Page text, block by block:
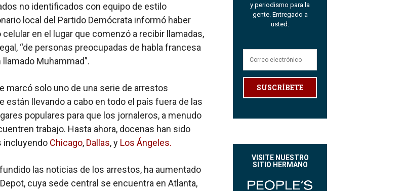
no identificados con equipo de estilo
local del Partido Demócrata informó haber
en el lugar que comenzó a recibir llamadas,
“de personas preocupadas de habla francesa
Muhammad”.
marcó solo uno de una serie de arrestos
están llevando a cabo en todo el país fuera de las
populares para que los jornaleros, a menudo
trabajo. Hasta ahora, docenas han sido
incluyendo Chicago, Dallas, y Los Ángeles.
las noticias de los arrestos, ha aumentado
cuya sede central se encuentra en Atlanta,
y periodismo para la
gente. Entregado a
usted.
SUSCRÍBETE
VISITE NUESTRO
SITIO HERMANO